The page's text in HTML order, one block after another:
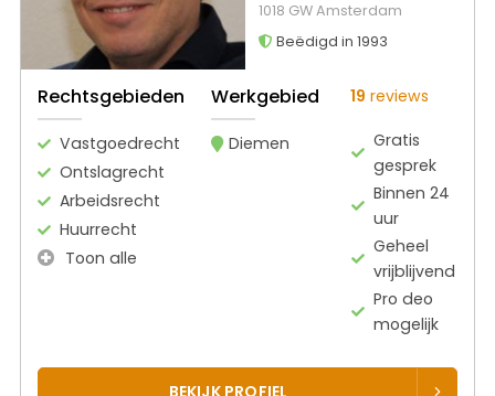
1018 GW Amsterdam
Beëdigd in 1993
Rechtsgebieden
Vastgoedrecht
Ontslagrecht
Arbeidsrecht
Huurrecht
Toon alle
Werkgebied
Diemen
19 reviews
Gratis
gesprek
Binnen 24
uur
Geheel
vrijblijvend
Pro deo
mogelijk
BEKIJK PROFIEL